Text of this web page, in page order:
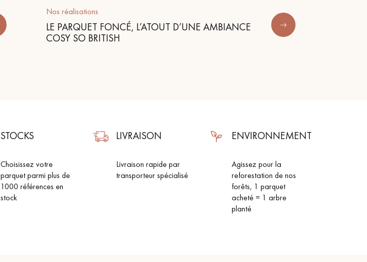
Nos réalisations
LE PARQUET FONCÉ, L’ATOUT D’UNE AMBIANCE
COSY SO BRITISH
STOCKS
Choisissez votre
parquet parmi plus de
1000 références en
stock
LIVRAISON
Livraison rapide par
transporteur spécialisé
ENVIRONNEMENT
Agissez pour la
reforestation de nos
forêts, 1 parquet
acheté = 1 arbre
planté